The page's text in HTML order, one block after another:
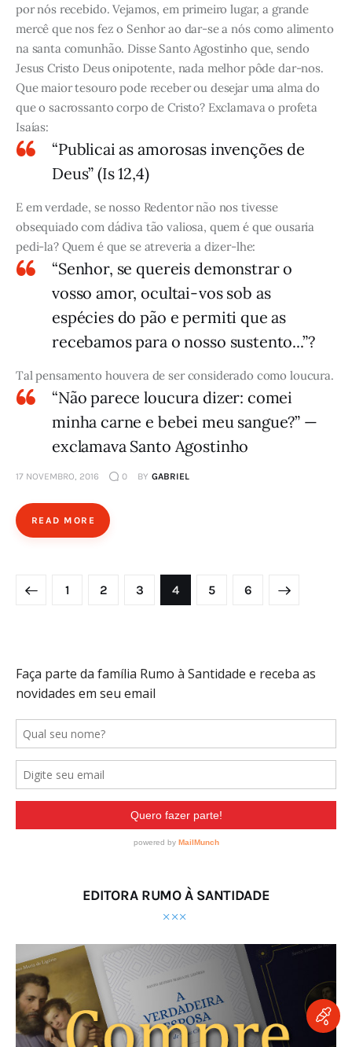
por nós recebido. Vejamos, em primeiro lugar, a grande
mercê que nos fez o Senhor ao dar-se a nós como alimento
na santa comunhão. Disse Santo Agostinho que, sendo
Jesus Cristo Deus onipotente, nada melhor pôde dar-nos.
Que maior tesouro pode receber ou desejar uma alma do
que o sacrossanto corpo de Cristo? Exclamava o profeta
Isaías:
“Publicai as amorosas invenções de
Deus” (Is 12,4)
E em verdade, se nosso Redentor não nos tivesse
obsequiado com dádiva tão valiosa, quem é que ousaria
pedi-la? Quem é que se atreveria a dizer-lhe:
“Senhor, se quereis demonstrar o
vosso amor, ocultai-vos sob as
espécies do pão e permiti que as
recebamos para o nosso sustento...”?
Tal pensamento houvera de ser considerado como loucura.
“Não parece loucura dizer: comei
minha carne e bebei meu sangue?” —
exclamava Santo Agostinho
17 NOVEMBRO, 2016 0 BY GABRIEL
READ MORE
Paginação
de
PAGE
1 PAGE
2 PAGE
3 PAGE
4 PAGE
5 PAGE
6
EDITORA RUMO À SANTIDADE